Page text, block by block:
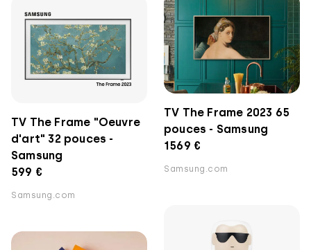
TV The Frame 2023 65
pouces - Samsung
1569 €
Samsung.com
TV The Frame "Oeuvre
d'art" 32 pouces -
Samsung
599 €
Samsung.com